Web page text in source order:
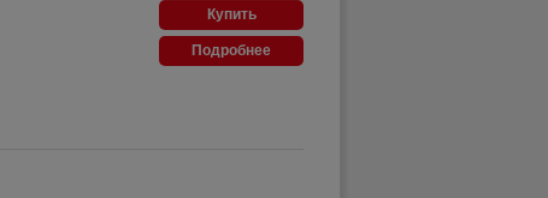
Купить
Подробнее